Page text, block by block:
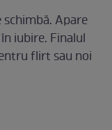
Apare
iubire. Finalul
flirt sau noi